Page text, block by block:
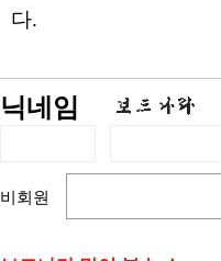
다.
닉네임
비회원